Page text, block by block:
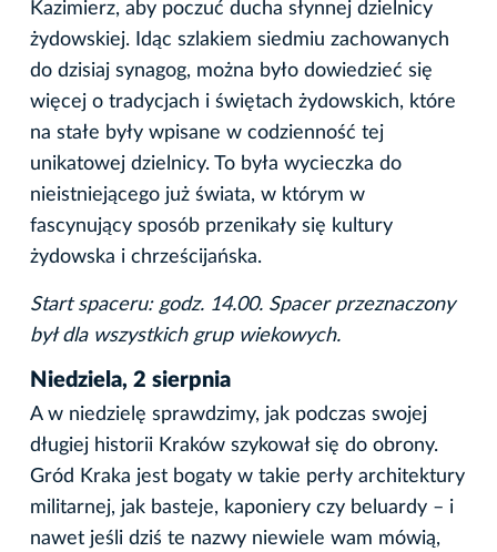
Kazimierz, aby poczuć ducha słynnej dzielnicy
żydowskiej. Idąc szlakiem siedmiu zachowanych
do dzisiaj synagog, można było dowiedzieć się
więcej o tradycjach i świętach żydowskich, które
na stałe były wpisane w codzienność tej
unikatowej dzielnicy. To była wycieczka do
nieistniejącego już świata, w którym w
fascynujący sposób przenikały się kultury
żydowska i chrześcijańska.
Start spaceru: godz. 14.00. Spacer przeznaczony
był dla wszystkich grup wiekowych.
Niedziela, 2 sierpnia
A w niedzielę sprawdzimy, jak podczas swojej
długiej historii Kraków szykował się do obrony.
Gród Kraka jest bogaty w takie perły architektury
militarnej, jak basteje, kaponiery czy beluardy – i
nawet jeśli dziś te nazwy niewiele wam mówią,